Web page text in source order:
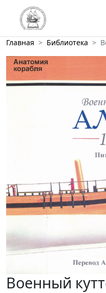
Главная Библиотека
Военный